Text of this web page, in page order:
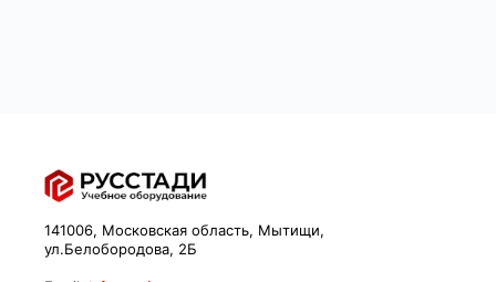
141006, Московская область, Мытищи,
ул.Белобородова, 2Б